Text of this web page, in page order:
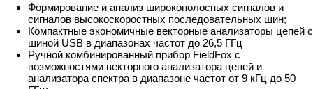
Формирование и анализ широкополосных сигналов и
сигналов высокоскоростных последовательных шин;
Компактные экономичные векторные анализаторы цепей с
шиной USB в диапазонах частот до 26,5 ГГц
Ручной комбинированный прибор FieldFox с
возможностями векторного анализатора цепей и
анализатора спектра в диапазоне частот от 9 кГц до 50